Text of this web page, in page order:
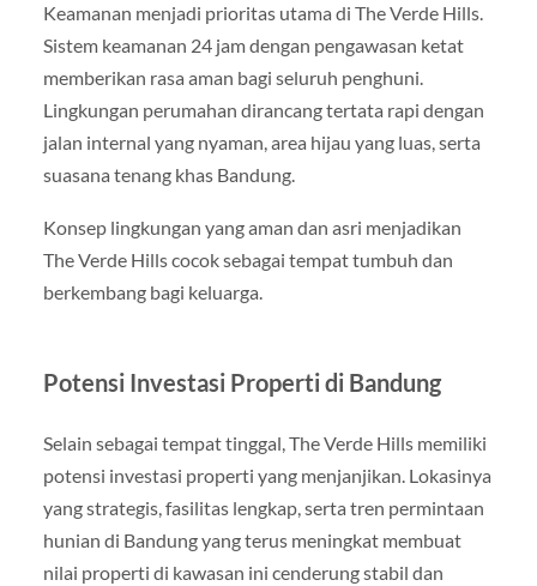
Keamanan menjadi prioritas utama di The Verde Hills.
Sistem keamanan 24 jam dengan pengawasan ketat
memberikan rasa aman bagi seluruh penghuni.
Lingkungan perumahan dirancang tertata rapi dengan
jalan internal yang nyaman, area hijau yang luas, serta
suasana tenang khas Bandung.
Konsep lingkungan yang aman dan asri menjadikan
The Verde Hills cocok sebagai tempat tumbuh dan
berkembang bagi keluarga.
Potensi Investasi Properti di Bandung
Selain sebagai tempat tinggal, The Verde Hills memiliki
potensi investasi properti yang menjanjikan. Lokasinya
yang strategis, fasilitas lengkap, serta tren permintaan
hunian di Bandung yang terus meningkat membuat
nilai properti di kawasan ini cenderung stabil dan